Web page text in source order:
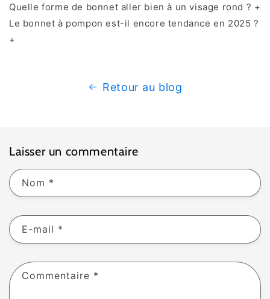
Quelle forme de bonnet aller bien à un visage rond ? +
Le bonnet à pompon est-il encore tendance en 2025 ?
+
Retour au blog
Laisser un commentaire
Nom *
E-mail *
Commentaire *